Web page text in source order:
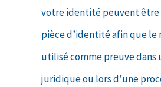
votre identité peuvent être
pièce d’identité afin que
utilisé comme preuve dans
juridique ou lors d’une